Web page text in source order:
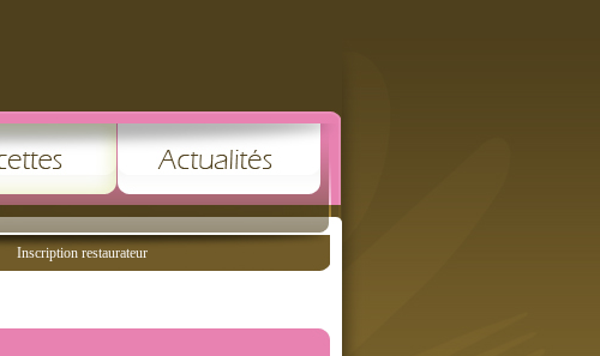
Inscription restaurateur